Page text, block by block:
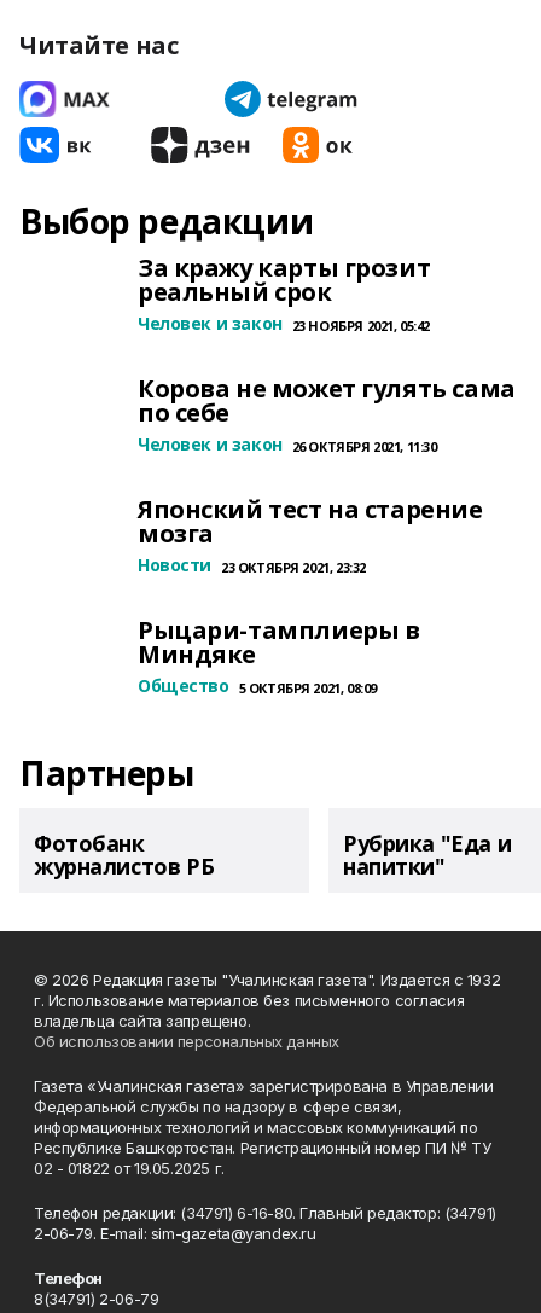
Читайте нас
Выбор редакции
За кражу карты грозит
реальный срок
Человек и закон 23 НОЯБРЯ 2021, 05:42
Корова не может гулять сама
по себе
Человек и закон 26 ОКТЯБРЯ 2021, 11:30
Японский тест на старение
мозга
Новости 23 ОКТЯБРЯ 2021, 23:32
Рыцари-тамплиеры в
Миндяке
Общество 5 ОКТЯБРЯ 2021, 08:09
Партнеры
Фотобанк
журналистов РБ
Рубрика "Еда и
напитки"
© 2026 Редакция газеты "Учалинская газета". Издается с 1932
г. Использование материалов без письменного согласия
владельца сайта запрещено.
Об использовании персональных данных
Газета «Учалинская газета» зарегистрирована в Управлении
Федеральной службы по надзору в сфере связи,
информационных технологий и массовых коммуникаций по
Республике Башкортостан. Регистрационный номер ПИ № ТУ
02 - 01822 от 19.05.2025 г.
Телефон редакции: (34791) 6-16-80. Главный редактор: (34791)
2-06-79. Е-mаil: sim-gazeta@yandex.ru
Телефон
8(34791) 2-06-79